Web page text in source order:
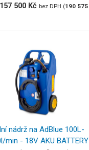
157 500 Kč bez DPH (190 575
nádrž na AdBlue 100L-
min - 18V AKU BATTERY